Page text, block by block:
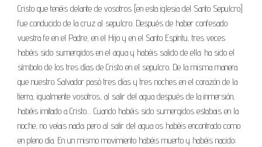
Cristo que tenéis delante de vosotros [en esta iglesia del Santo Sepulcro]
fue conducido de la cruz al sepulcro. Después de haber confesado
vuestra fe en el Padre, en el Hijo y en el Santo Espíritu, tres veces
habéis sido sumergidos en el agua y habéis salido de ella: ha sido el
símbolo de los tres días de Cristo en el sepulcro. De la misma manera
que nuestro Salvador pasó tres días y tres noches en el corazón de la
tierra, igualmente vosotros, al salir del agua después de la inmersión,
habéis imitado a Cristo… Cuando habéis sido sumergidos estabais en la
noche, no veíais nada; pero al salir del agua os habéis encontrado como
en pleno día. En un mismo movimiento habéis muerto y habéis nacido;